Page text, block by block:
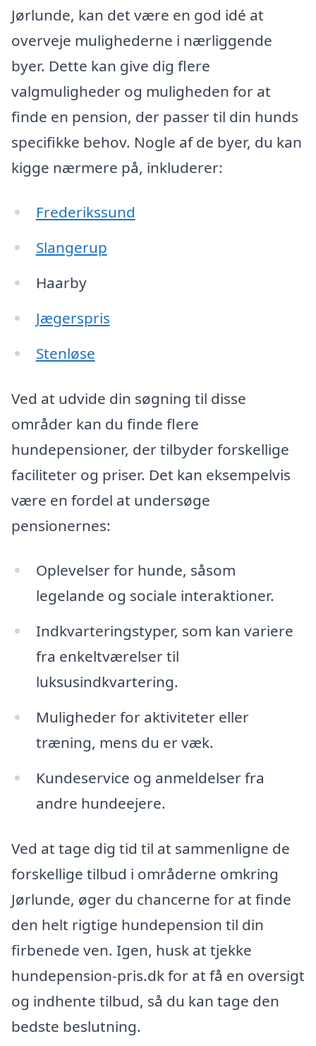
Jørlunde, kan det være en god idé at
overveje mulighederne i nærliggende
byer. Dette kan give dig flere
valgmuligheder og muligheden for at
finde en pension, der passer til din hunds
specifikke behov. Nogle af de byer, du kan
kigge nærmere på, inkluderer:
Frederikssund
Slangerup
Haarby
Jægerspris
Stenløse
Ved at udvide din søgning til disse
områder kan du finde flere
hundepensioner, der tilbyder forskellige
faciliteter og priser. Det kan eksempelvis
være en fordel at undersøge
pensionernes:
Oplevelser for hunde, såsom
legelande og sociale interaktioner.
Indkvarteringstyper, som kan variere
fra enkeltværelser til
luksusindkvartering.
Muligheder for aktiviteter eller
træning, mens du er væk.
Kundeservice og anmeldelser fra
andre hundeejere.
Ved at tage dig tid til at sammenligne de
forskellige tilbud i områderne omkring
Jørlunde, øger du chancerne for at finde
den helt rigtige hundepension til din
firbenede ven. Igen, husk at tjekke
hundepension-pris.dk for at få en oversigt
og indhente tilbud, så du kan tage den
bedste beslutning.